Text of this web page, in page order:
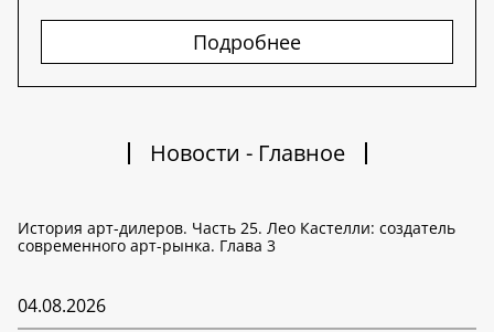
Подробнее
Новости - Главное
История арт-дилеров. Часть 25. Лео Кастелли: создатель
современного арт-рынка. Глава 3
04.08.2026